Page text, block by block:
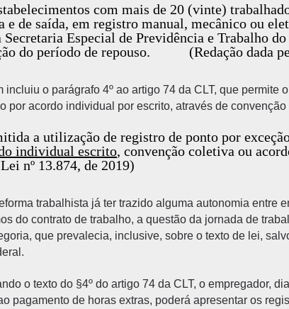
com mais de 20 (vinte)
e de saída, em registro manual, mecânico ou
Secretaria Especial de Previdência e Trabalho
do período de repouso. (Redação dada
incluiu o parágrafo 4º ao artigo 74 da CLT, que permite
por acordo individual por escrito, através de
a utilização de registro de ponto por
individual escrito, convenção coletiva ou
nº 13.874, de 2019)
trabalhista já ter trazido alguma autonomia entre
do contrato de trabalho, a questão da jornada de
que prevalecia, inclusive, sobre o texto de lei,
o texto do §4º do artigo 74 da CLT, o empregador,
pagamento de horas extras, poderá apresentar os